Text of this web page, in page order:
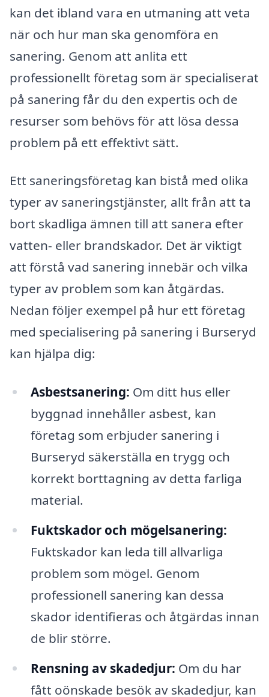
kan det ibland vara en utmaning att veta
när och hur man ska genomföra en
sanering. Genom att anlita ett
professionellt företag som är specialiserat
på sanering får du den expertis och de
resurser som behövs för att lösa dessa
problem på ett effektivt sätt.
Ett saneringsföretag kan bistå med olika
typer av saneringstjänster, allt från att ta
bort skadliga ämnen till att sanera efter
vatten- eller brandskador. Det är viktigt
att förstå vad sanering innebär och vilka
typer av problem som kan åtgärdas.
Nedan följer exempel på hur ett företag
med specialisering på sanering i Burseryd
kan hjälpa dig:
Asbestsanering: Om ditt hus eller
byggnad innehåller asbest, kan
företag som erbjuder sanering i
Burseryd säkerställa en trygg och
korrekt borttagning av detta farliga
material.
Fuktskador och mögelsanering:
Fuktskador kan leda till allvarliga
problem som mögel. Genom
professionell sanering kan dessa
skador identifieras och åtgärdas innan
de blir större.
Rensning av skadedjur: Om du har
fått oönskade besök av skadedjur, kan